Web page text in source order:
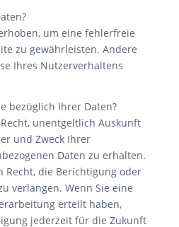
um eine fehlerfreie
zu gewährleisten. Andere
Ihres Nutzerverhaltens
bezüglich Ihrer Daten?
unentgeltlich Auskunft
und Zweck Ihrer
Daten zu erhalten.
Recht, die Berichtigung oder
verlangen. Wenn Sie eine
erteilt haben,
jederzeit für die Zukunft